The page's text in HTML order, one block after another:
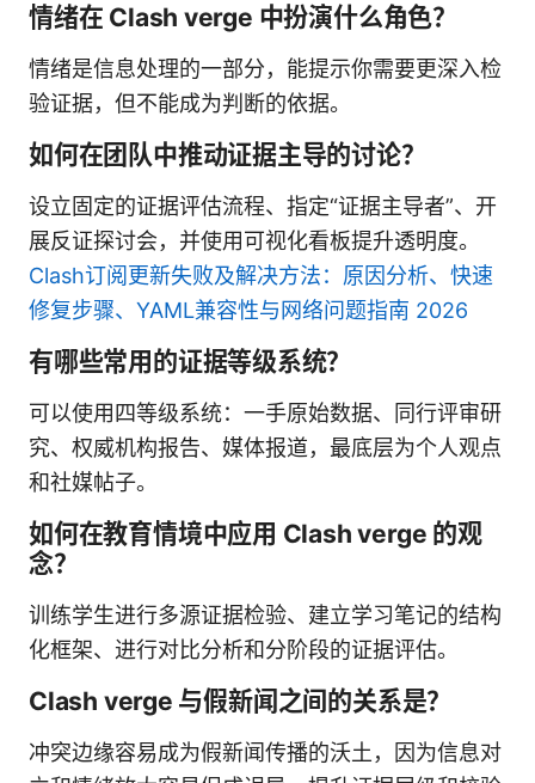
情绪在 Clash verge 中扮演什么角色？
情绪是信息处理的一部分，能提示你需要更深入检
验证据，但不能成为判断的依据。
如何在团队中推动证据主导的讨论？
设立固定的证据评估流程、指定“证据主导者”、开
展反证探讨会，并使用可视化看板提升透明度。
Clash订阅更新失败及解决方法：原因分析、快速
修复步骤、YAML兼容性与网络问题指南 2026
有哪些常用的证据等级系统？
可以使用四等级系统：一手原始数据、同行评审研
究、权威机构报告、媒体报道，最底层为个人观点
和社媒帖子。
如何在教育情境中应用 Clash verge 的观
念？
训练学生进行多源证据检验、建立学习笔记的结构
化框架、进行对比分析和分阶段的证据评估。
Clash verge 与假新闻之间的关系是？
冲突边缘容易成为假新闻传播的沃土，因为信息对